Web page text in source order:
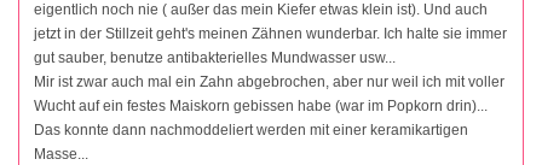
eigentlich noch nie ( außer das mein Kiefer etwas klein ist). Und auch
jetzt in der Stillzeit geht's meinen Zähnen wunderbar. Ich halte sie immer
gut sauber, benutze antibakterielles Mundwasser usw...
Mir ist zwar auch mal ein Zahn abgebrochen, aber nur weil ich mit voller
Wucht auf ein festes Maiskorn gebissen habe (war im Popkorn drin)...
Das konnte dann nachmoddeliert werden mit einer keramikartigen
Masse...